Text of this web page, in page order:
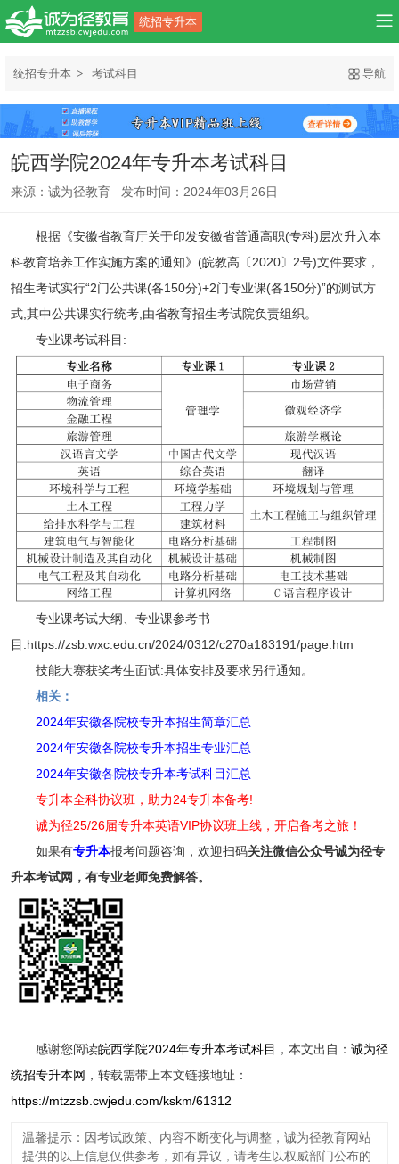
统招专升本
统招专升本 考试科目 导航
皖西学院2024年专升本考试科目
来源：诚为径教育 发布时间：2024年03月26日
根据《安徽省教育厅关于印发安徽省普通高职(专科)层次升入本
科教育培养工作实施方案的通知》(皖教高〔2020〕2号)文件要求，
招生考试实行“2门公共课(各150分)+2门专业课(各150分)”的测试方
式,其中公共课实行统考,由省教育招生考试院负责组织。
专业课考试科目:
专业课考试大纲、专业课参考书
目:https://zsb.wxc.edu.cn/2024/0312/c270a183191/page.htm
技能大赛获奖考生面试:具体安排及要求另行通知。
相关：
2024年安徽各院校专升本招生简章汇总
2024年安徽各院校专升本招生专业汇总
2024年安徽各院校专升本考试科目汇总
专升本全科协议班，助力24专升本备考!
诚为径25/26届专升本英语VIP协议班上线，开启备考之旅！
如果有专升本报考问题咨询，欢迎扫码关注微信公众号诚为径专
升本考试网，有专业老师免费解答。
感谢您阅读皖西学院2024年专升本考试科目 ，本文出自： 诚为径
统招专升本网 ，转载需带上本文链接地址：
https://mtzzsb.cwjedu.com/kskm/61312
温馨提示：因考试政策、内容不断变化与调整，诚为径教育网站
提供的以上信息仅供参考，如有异议，请考生以权威部门公布的